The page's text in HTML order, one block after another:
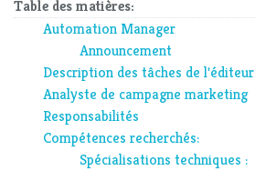
Table des matières:
Automation Manager
Announcement
Description des tâches de l'éditeur
Analyste de campagne marketing
Responsabilités
Compétences recherchés:
Spécialisations techniques :